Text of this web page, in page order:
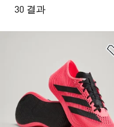
30 결과